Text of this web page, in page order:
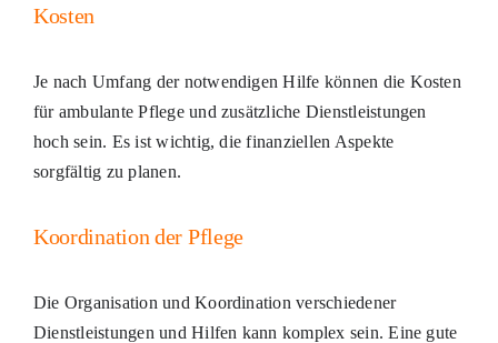
Kosten
Je nach Umfang der notwendigen Hilfe können die Kosten
für ambulante Pflege und zusätzliche Dienstleistungen
hoch sein. Es ist wichtig, die finanziellen Aspekte
sorgfältig zu planen.
Koordination der Pflege
Die Organisation und Koordination verschiedener
Dienstleistungen und Hilfen kann komplex sein. Eine gute